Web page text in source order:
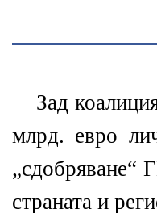
Зад
млрд. евро
„сдобряване“
страната и